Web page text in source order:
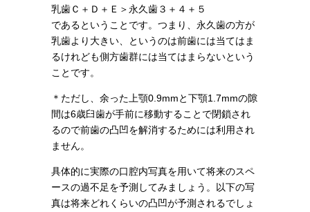
乳歯Ｃ＋Ｄ＋Ｅ＞永久歯３＋４＋５
であるということです。つまり、永久歯の方が
乳歯より大きい、というのは前歯には当てはま
るけれども側方歯群には当てはまらないという
ことです。
＊ただし、余った上顎0.9mmと下顎1.7mmの隙
間は6歳臼歯が手前に移動することで閉鎖され
るので前歯の凸凹を解消するためには利用され
ません。
具体的に実際の口腔内写真を用いて将来のスペ
ースの過不足を予測してみましょう。以下の写
真は将来どれくらいの凸凹が予測されるでしょ